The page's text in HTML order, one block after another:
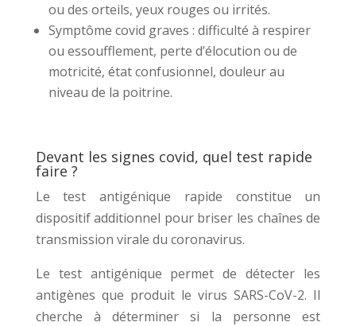
ou des orteils, yeux rouges ou irrités.
Symptôme covid graves : difficulté à respirer
ou essoufflement, perte d’élocution ou de
motricité, état confusionnel, douleur au
niveau de la poitrine.
Devant les signes covid, quel test rapide
faire ?
Le test antigénique rapide constitue un
dispositif additionnel pour briser les chaînes de
transmission virale du coronavirus.
Le test antigénique permet de détecter les
antigènes que produit le virus SARS-CoV-2. Il
cherche à déterminer si la personne est